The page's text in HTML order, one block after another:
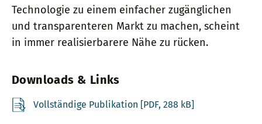
Technologie zu einem einfacher zugänglichen
und transparenteren Markt zu machen, scheint
in immer realisierbarere Nähe zu rücken.
Downloads & Links
Vollständige Publikation [PDF, 288 kB]